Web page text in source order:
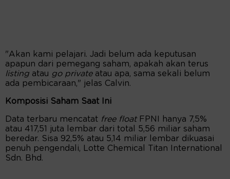
"Akan kami pelajari. Jadi belum ada keputusan
apapun dari pemegang saham, apakah akan terus
listing atau go privateatau apa, sama sekali belum
ada pembicaraan," jelas Calvin.
Komposisi Saham Saat Ini
Data terbaru mencatat free floatFPNI hanya 7,5%
atau 417,51 juta lembar dari total 5,56 miliar saham
beredar. Sisa 92,5% atau 5,14 miliar lembar dikuasai
penuh pengendali, Lotte Chemical Titan International
Sdn. Bhd.